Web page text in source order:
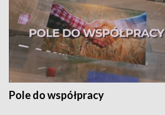
Pole do współpracy